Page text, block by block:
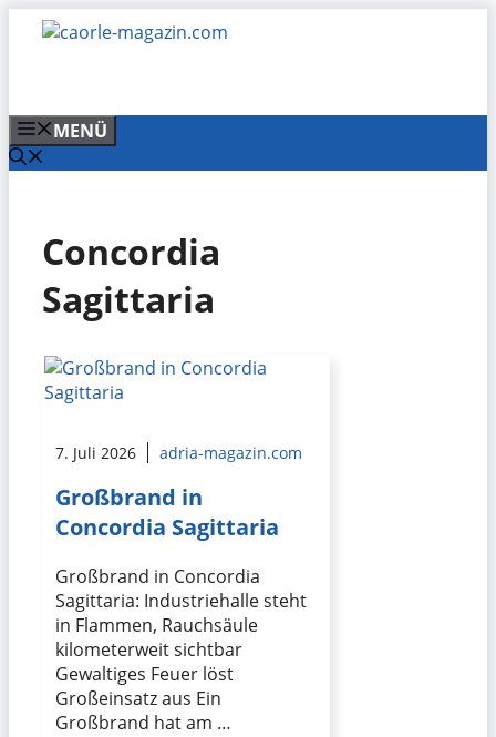
Zum
Inhalt
MENÜ
Concordia
Sagittaria
7. Juli 2026 adria-magazin.com
Großbrand in
Concordia Sagittaria
Großbrand in Concordia
Sagittaria: Industriehalle steht
in Flammen, Rauchsäule
kilometerweit sichtbar
Gewaltiges Feuer löst
Großeinsatz aus Ein
Großbrand hat am …